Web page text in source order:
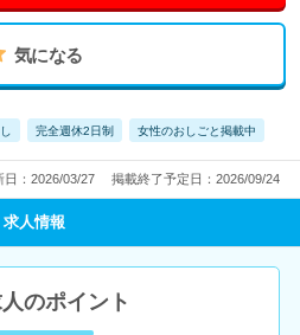
気になる
完全週休2日制 女性のおしごと掲載中
日：2026/03/27 掲載終了予定日：2026/09/24
求人情報
のポイント